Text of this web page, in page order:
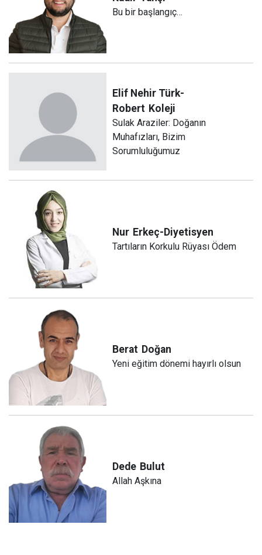
Bu bir başlangıç…
Elif Nehir Türk-
Robert Koleji
Sulak Araziler: Doğanın
Muhafızları, Bizim
Sorumluluğumuz
Nur Erkeç-Diyetisyen
Tartıların Korkulu Rüyası Ödem
Berat Doğan
Yeni eğitim dönemi hayırlı olsun
Dede Bulut
Allah Aşkına